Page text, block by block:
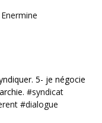
5- je négocie
#syndicat
#dialogue